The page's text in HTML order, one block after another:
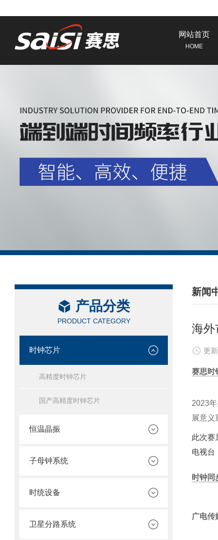
网站首页
HOME
产品分类
PRODUCT CATEGORY
时钟芯片
高精度时钟芯片
国产高精度时钟芯片
恒温晶振
子母钟系统
时统设备
卫星分路系统
新闻
/
海外
更
赛思时
2023
展意义
此次赛
电视台
时钟
广电传